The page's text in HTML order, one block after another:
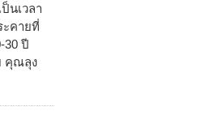
นเวลา
คายที่
30 ปี
คุณลุง